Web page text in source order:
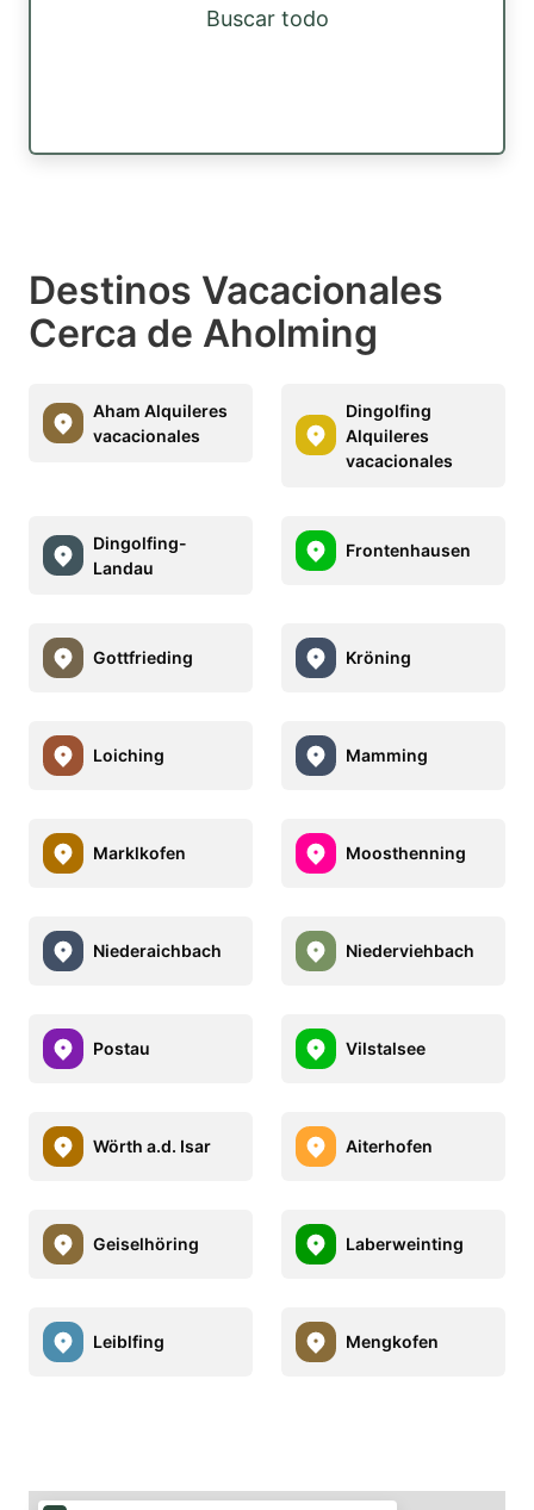
Buscar todo
Destinos Vacacionales
Cerca de Aholming
Aham Alquileres
vacacionales
Dingolfing
Alquileres
vacacionales
Dingolfing-
Landau
Frontenhausen
Gottfrieding Kröning
Loiching Mamming
Marklkofen Moosthenning
Niederaichbach Niederviehbach
Postau Vilstalsee
Wörth a.d. Isar Aiterhofen
Geiselhöring Laberweinting
Leiblfing Mengkofen